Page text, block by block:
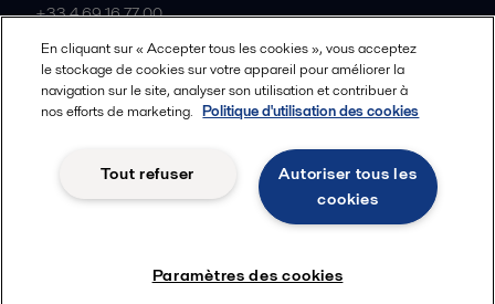
+33 4 69 16 77 00
Tous les bureaux et partenaires
© 2015-2026, ALFA LAVAL
Cookies policy Legal terms and conditions
En cliquant sur « Accepter tous les cookies », vous acceptez
le stockage de cookies sur votre appareil pour améliorer la
navigation sur le site, analyser son utilisation et contribuer à
nos efforts de marketing. Politique d'utilisation des cookies
Autoriser tous les
cookies
Tout refuser
Paramètres des cookies